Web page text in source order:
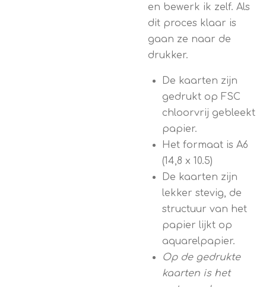
en bewerk ik zelf. Als
dit proces klaar is
gaan ze naar de
drukker.
De kaarten zijn
gedrukt op FSC
chloorvrij gebleekt
papier.
Het formaat is A6
(14,8 x 10.5)
De kaarten zijn
lekker stevig, de
structuur van het
papier lijkt op
aquarelpapier.
Op de gedrukte
kaarten is het